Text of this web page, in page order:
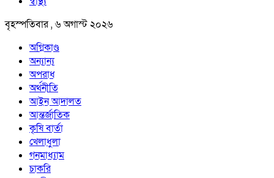
বৃহস্পতিবার , ৬ অগাস্ট ২০২৬
অগ্নিকাণ্ড
অন্যান্য
অপরাধ
অর্থনীতি
আইন আদালত
আন্তর্জাতিক
কৃষি বার্তা
খেলাধুলা
গনমাধ্যাম
চাকরি